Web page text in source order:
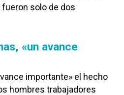
solo de dos
«un avance
importante» el hecho
hombres trabajadores